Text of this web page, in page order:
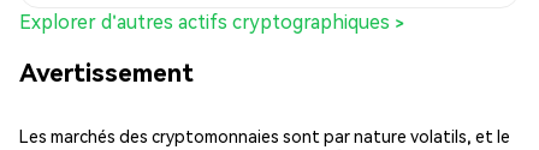
Explorer d'autres actifs cryptographiques >
Avertissement
Les marchés des cryptomonnaies sont par nature volatils, et le